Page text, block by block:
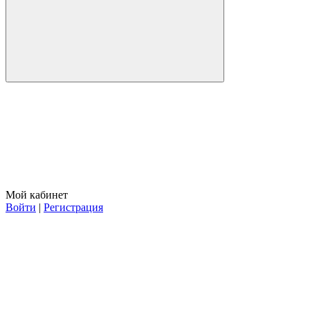
Мой кабинет
Войти | Регистрация